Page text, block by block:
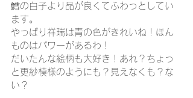
鱈の白子より品が良くてふわっとしてい
ます。
やっぱり祥瑞は青の色がきれいね！ほん
ものはパワーがあるわ！
だいたんな絵柄も大好き！あれ？ちょっ
と更紗模様のようにも？見えなくも？な
い？